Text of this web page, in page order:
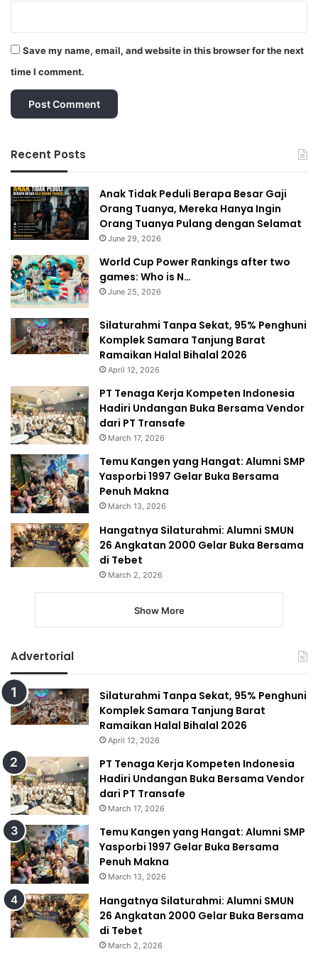
Save my name, email, and website in this browser for the next
time I comment.
Recent Posts
Anak Tidak Peduli Berapa Besar Gaji
Orang Tuanya, Mereka Hanya Ingin
Orang Tuanya Pulang dengan Selamat
June 29, 2026
World Cup Power Rankings after two
games: Who is N…
June 25, 2026
Silaturahmi Tanpa Sekat, 95% Penghuni
Komplek Samara Tanjung Barat
Ramaikan Halal Bihalal 2026
April 12, 2026
PT Tenaga Kerja Kompeten Indonesia
Hadiri Undangan Buka Bersama Vendor
dari PT Transafe
March 17, 2026
Temu Kangen yang Hangat: Alumni SMP
Yasporbi 1997 Gelar Buka Bersama
Penuh Makna
March 13, 2026
Hangatnya Silaturahmi: Alumni SMUN
26 Angkatan 2000 Gelar Buka Bersama
di Tebet
March 2, 2026
Show More
Advertorial
Silaturahmi Tanpa Sekat, 95% Penghuni
Komplek Samara Tanjung Barat
Ramaikan Halal Bihalal 2026
April 12, 2026
PT Tenaga Kerja Kompeten Indonesia
Hadiri Undangan Buka Bersama Vendor
dari PT Transafe
March 17, 2026
Temu Kangen yang Hangat: Alumni SMP
Yasporbi 1997 Gelar Buka Bersama
Penuh Makna
March 13, 2026
Hangatnya Silaturahmi: Alumni SMUN
26 Angkatan 2000 Gelar Buka Bersama
di Tebet
March 2, 2026